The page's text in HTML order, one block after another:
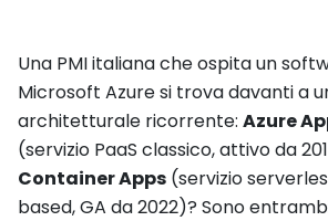
Una PMI italiana che ospita un
Microsoft Azure si trova davanti a
architetturale ricorrente: Azure
(servizio PaaS classico, attivo da
Container Apps (servizio
based, GA da 2022)? Sono